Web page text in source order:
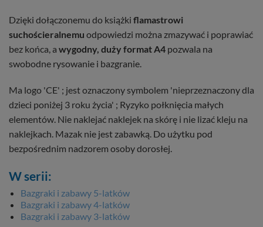
Dzięki dołączonemu do książki flamastrowi
suchościeralnemu odpowiedzi można zmazywać i poprawiać
bez końca, a wygodny, duży format A4 pozwala na
swobodne rysowanie i bazgranie.
Ma logo 'CE' ; jest oznaczony symbolem 'nieprzeznaczony dla
dzieci poniżej 3 roku życia' ; Ryzyko połknięcia małych
elementów. Nie naklejać naklejek na skórę i nie lizać kleju na
naklejkach. Mazak nie jest zabawką. Do użytku pod
bezpośrednim nadzorem osoby dorosłej.
W serii:
Bazgraki i zabawy 5-latków
Bazgraki i zabawy 4-latków
Bazgraki i zabawy 3-latków